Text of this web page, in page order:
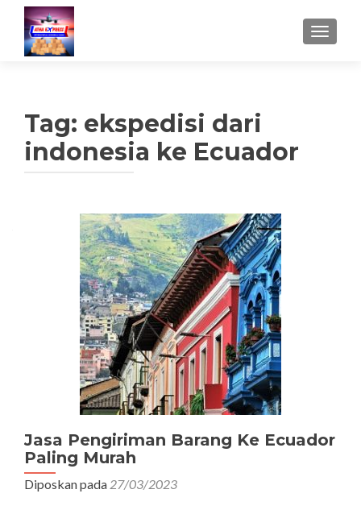
TUKAR
Tag: ekspedisi dari
indonesia ke Ecuador
Jasa Pengiriman Barang Ke Ecuador
Paling Murah
Diposkan pada 27/03/2023